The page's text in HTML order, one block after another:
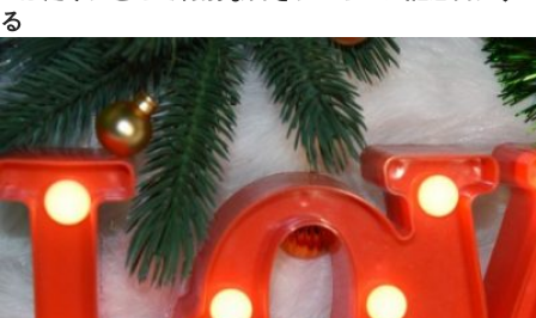
お問合せ ・ 資
ブライダルフ
る